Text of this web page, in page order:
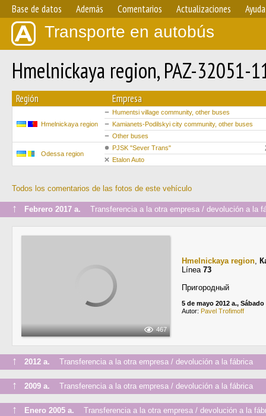
Base de datos Además Comentarios Actualizaciones Ayuda
Transporte en autobús
Hmelnickaya region, PAZ-
Región Empresa
Hmelnickaya region
Humentsi village community, other buses
Kamianets-Podilskyi city community, other buses
Other buses
Odessa region
PJSK "Sever Trans"
Etalon Auto
Todos los comentarios de las fotos de este vehículo
↑ Febrero 2017 a. Transferencia a la otra empresa / devolución a la
467
Hmelnickaya region,
Línea 73
Пригородный
5 de mayo 2012 a., Sábado
Autor: Pavel Trofimoff
↑ 2012 a. Transferencia a la otra empresa / devolución a la fábrica
↑ 2009 a. Transferencia a la otra empresa / devolución a la fábrica
↑ Enero 2005 a. Transferencia a la otra empresa / devolución a la